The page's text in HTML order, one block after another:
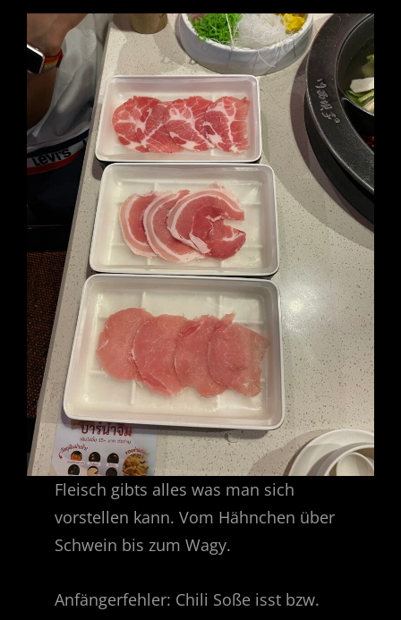
Fleisch gibts alles was man sich
vorstellen kann. Vom Hähnchen über
Schwein bis zum Wagy.
Anfängerfehler: Chili Soße isst bzw.